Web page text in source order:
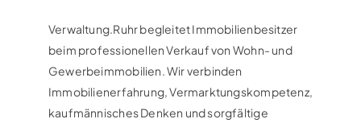
Verwaltung.Ruhr begleitet Immobilienbesitzer
beim professionellen Verkauf von Wohn- und
Gewerbeimmobilien. Wir verbinden
Immobilienerfahrung, Vermarktungskompetenz,
kaufmännisches Denken und sorgfältige